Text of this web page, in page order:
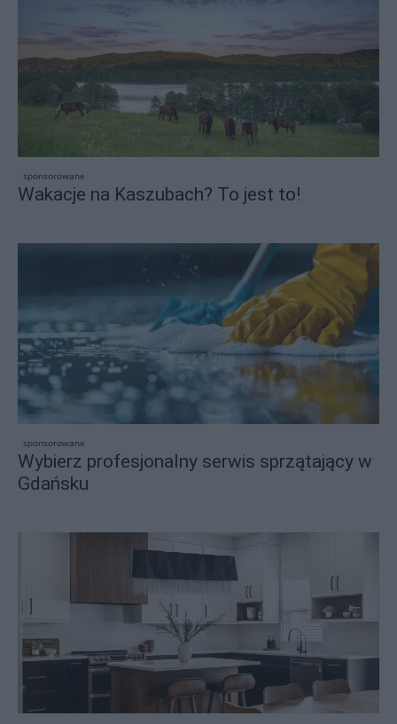
sponsorowane
Wakacje na Kaszubach? To jest to!
sponsorowane
Wybierz profesjonalny serwis sprzątający w
Gdańsku